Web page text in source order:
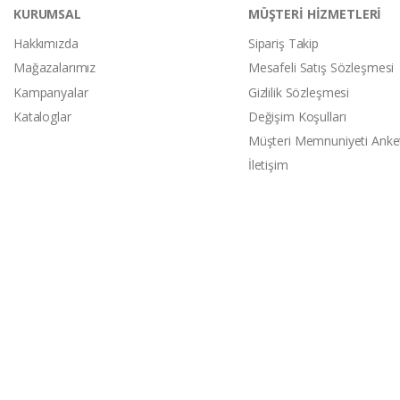
KURUMSAL
Hakkımızda
Mağazalarımız
Kampanyalar
Kataloglar
MÜŞTERİ HİZMETLERİ
Sipariş Takip
Mesafeli Satış Sözleşmesi
Gizlilik Sözleşmesi
Değişim Koşulları
Müşteri Memnuniyeti
İletişim